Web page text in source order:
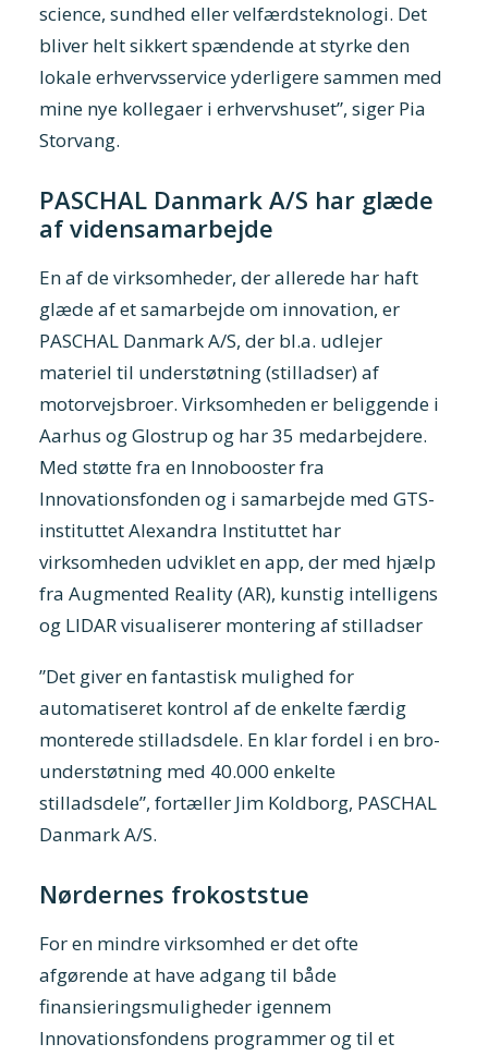
science, sundhed eller velfærdsteknologi. Det
bliver helt sikkert spændende at styrke den
lokale erhvervsservice yderligere sammen med
mine nye kollegaer i erhvervshuset”, siger Pia
Storvang.
PASCHAL Danmark A/S har glæde
af vidensamarbejde
En af de virksomheder, der allerede har haft
glæde af et samarbejde om innovation, er
PASCHAL Danmark A/S, der bl.a. udlejer
materiel til understøtning (stilladser) af
motorvejsbroer. Virksomheden er beliggende i
Aarhus og Glostrup og har 35 medarbejdere.
Med støtte fra en Innobooster fra
Innovationsfonden og i samarbejde med GTS-
instituttet Alexandra Instituttet har
virksomheden udviklet en app, der med hjælp
fra Augmented Reality (AR), kunstig intelligens
og LIDAR visualiserer montering af stilladser
”Det giver en fantastisk mulighed for
automatiseret kontrol af de enkelte færdig
monterede stilladsdele. En klar fordel i en bro-
understøtning med 40.000 enkelte
stilladsdele”, fortæller Jim Koldborg, PASCHAL
Danmark A/S.
Nørdernes frokoststue
For en mindre virksomhed er det ofte
afgørende at have adgang til både
finansieringsmuligheder igennem
Innovationsfondens programmer og til et